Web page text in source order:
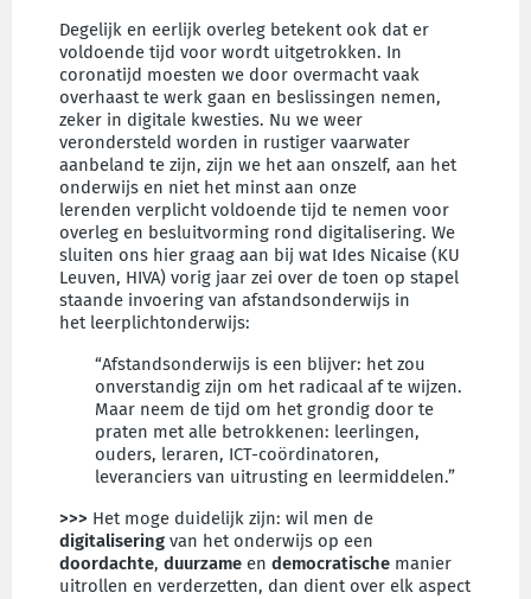
Degelijk en eerlijk overleg betekent ook dat er
voldoende tijd voor wordt uitgetrokken. In
coronatijd moesten we door overmacht vaak
overhaast te werk gaan en beslissingen nemen,
zeker in digitale kwesties. Nu we weer
verondersteld worden in rustiger vaarwater
aanbeland te zijn, zijn we het aan onszelf, aan het
onderwijs en niet het minst aan onze
lerenden verplicht voldoende tijd te nemen voor
overleg en besluitvorming rond digitalisering. We
sluiten ons hier graag aan bij wat Ides Nicaise (KU
Leuven, HIVA) vorig jaar zei over de toen op stapel
staande invoering van afstandsonderwijs in
het leerplichtonderwijs:
“Afstandsonderwijs is een blijver: het zou
onverstandig zijn om het radicaal af te wijzen.
Maar neem de tijd om het grondig door te
praten met alle betrokkenen: leerlingen,
ouders, leraren, ICT-coördinatoren,
leveranciers van uitrusting en leermiddelen.”
>>> Het moge duidelijk zijn: wil men de
digitalisering van het onderwijs op een
doordachte, duurzame en democratische manier
uitrollen en verderzetten, dan dient over elk aspect